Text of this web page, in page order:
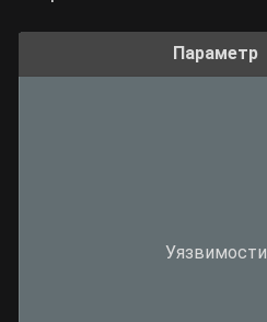
Параметр
Уязвимости